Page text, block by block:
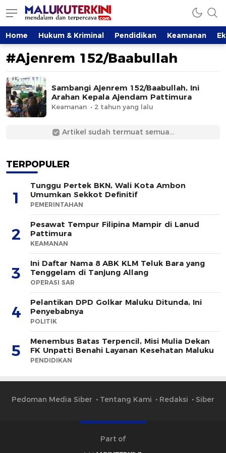
MalukuTerkini.com
Terkini, Mendalam dan Terpercaya
Home Hukum & Kriminal Pendidikan Keamanan
#Ajenrem 152/Baabullah
Sambangi Ajenrem 152/Baabullah, Ini
Arahan Kepala Ajendam Pattimura
Keamanan 2 tahun yang lalu
Artikel sudah termuat semua...
TERPOPULER
1
Tunggu Pertek BKN, Wali Kota Ambon
Umumkan Sekkot Definitif
PEMERINTAHAN
2
Pesawat Tempur Filipina Mampir di Lanud
Pattimura
KEAMANAN
3
Ini Daftar Nama 8 ABK KLM Teluk Bara yang
Tenggelam di Tanjung Allang
OPERASI SAR
4
Pelantikan DPD Golkar Maluku Ditunda, Ini
Penyebabnya
POLITIK
5
Menembus Batas Terpencil, Misi Mulia Dekan
FK Unpatti Benahi Layanan Kesehatan Maluku
PENDIDIKAN
Pedoman Media Siber Tentang Kami Redaksi Siber
Part of